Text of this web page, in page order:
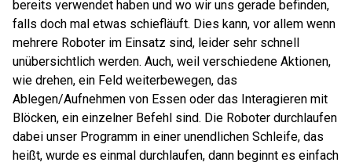
bereits verwendet haben und wo wir uns gerade befinden,
falls doch mal etwas schiefläuft. Dies kann, vor allem wenn
mehrere Roboter im Einsatz sind, leider sehr schnell
unübersichtlich werden. Auch, weil verschiedene Aktionen,
wie drehen, ein Feld weiterbewegen, das
Ablegen/Aufnehmen von Essen oder das Interagieren mit
Blöcken, ein einzelner Befehl sind. Die Roboter durchlaufen
dabei unser Programm in einer unendlichen Schleife, das
heißt, wurde es einmal durchlaufen, dann beginnt es einfach